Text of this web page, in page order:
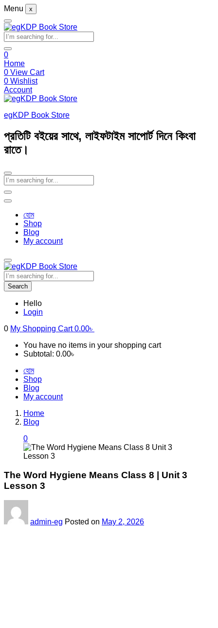
Menu x
0
Home
0 View Cart
0 Wishlist
Account
egKDP Book Store
প্রতিটি বইয়ের সাথে, লাইফটাইম সাপোর্ট দিনে কিংবা
রাতে।
হোম
Shop
Blog
My account
Search
Hello
Login
0 My Shopping Cart0.00৳
You have no items in your shopping cart
Subtotal: 0.00৳
হোম
Shop
Blog
My account
Home
Blog
0
The Word Hygiene Means Class 8 | Unit 3
Lesson 3
admin-eg Posted on May 2, 2026